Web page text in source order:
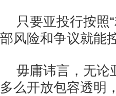
只要亚投行按照
部风险和争议就能
毋庸讳言，无论
多么开放包容透明